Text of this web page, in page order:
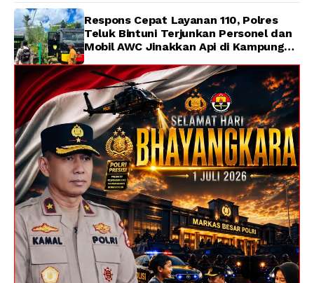
Respons Cepat Layanan 110, Polres
Teluk Bintuni Terjunkan Personel dan
Mobil AWC Jinakkan Api di Kampung